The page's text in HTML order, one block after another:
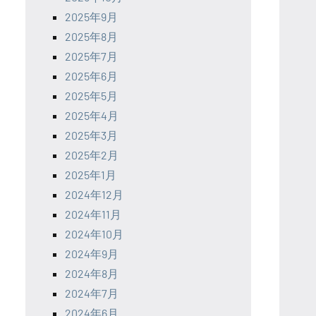
2025年9月
2025年8月
2025年7月
2025年6月
2025年5月
2025年4月
2025年3月
2025年2月
2025年1月
2024年12月
2024年11月
2024年10月
2024年9月
2024年8月
2024年7月
2024年6月